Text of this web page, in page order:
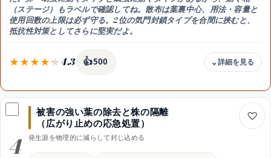
（ステージ）もラベルで確認してね。散布は葉裏中心、用法・容量と
使用回数の上限は必ず守る。2位の気門封鎖タイプを合間に挟むと、
抵抗性対策としてさらに堅実だよ。
4.3 👍500
費用感
1本1,000〜1,500円程度×2〜3種類
強み
糸を張る大発生・再発にも効く
注意
同一系統の連用で抵抗性がつく
4
被害の強い葉の除去と株の隔離
（広がり止めの応急処置）
発生源を物理的に減らして封じ込める